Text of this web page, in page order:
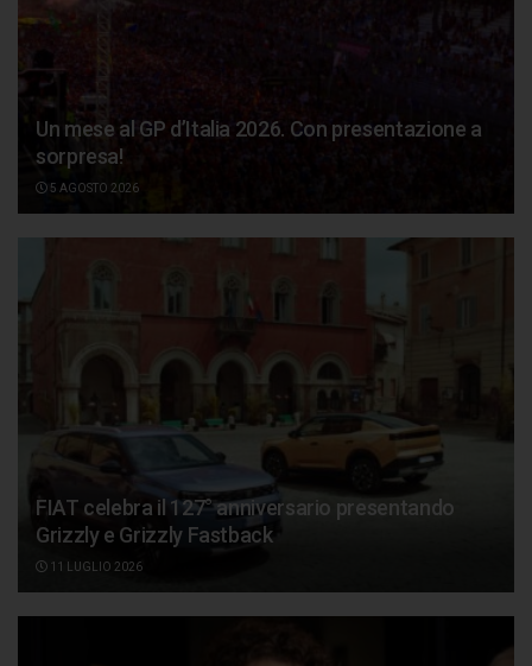
Un mese al GP d’Italia 2026. Con presentazione a
sorpresa!
5 AGOSTO 2026
FIAT celebra il 127° anniversario presentando
Grizzly e Grizzly Fastback
11 LUGLIO 2026